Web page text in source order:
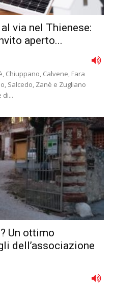
via nel Thienese:
aperto...
Chiuppano, Calvene, Fara
Salcedo, Zanè e Zugliano
di...
Un ottimo
dell’associazione